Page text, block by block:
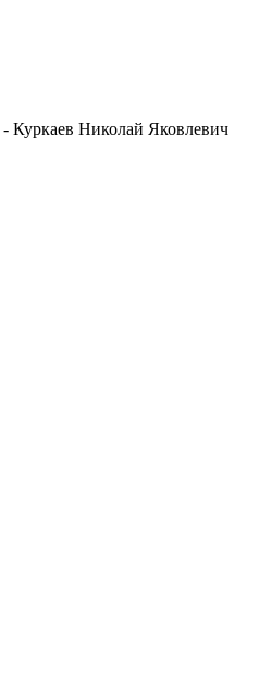
- Куркаев Николай Яковлевич